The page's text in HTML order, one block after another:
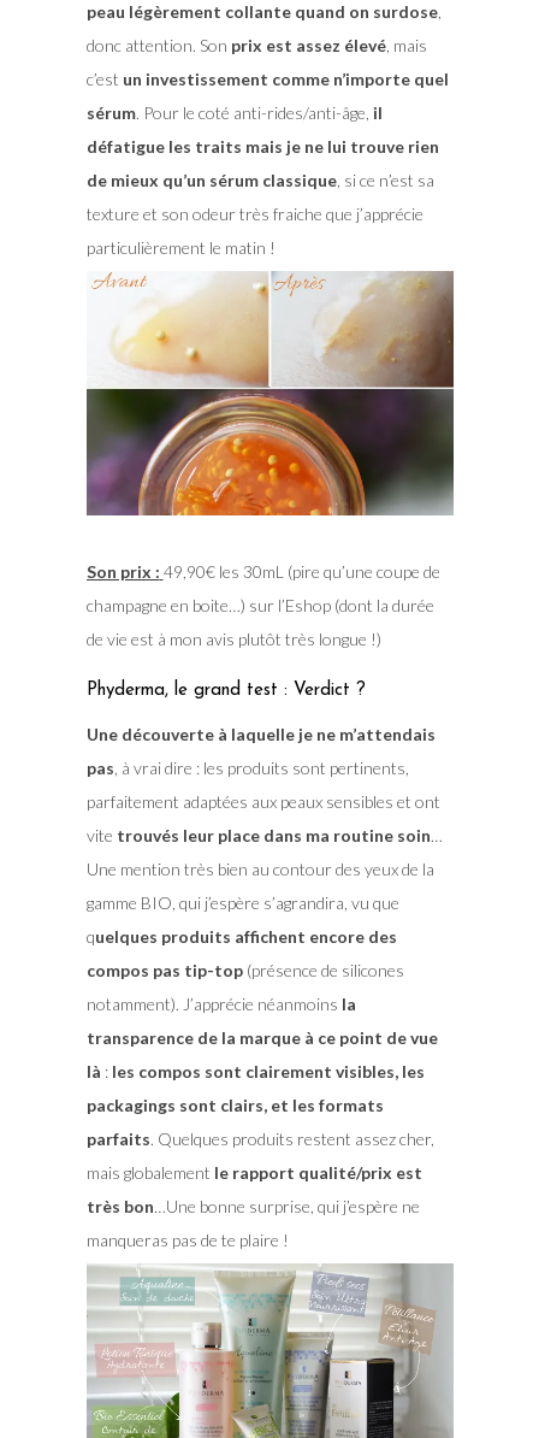
peau légèrement collante quand on surdose,
donc attention. Son prix est assez élevé, mais
c’est un investissement comme n’importe quel
sérum. Pour le coté anti-rides/anti-âge, il
défatigue les traits mais je ne lui trouve rien
de mieux qu’un sérum classique, si ce n’est sa
texture et son odeur très fraiche que j’apprécie
particulièrement le matin !
Son prix : 49,90€ les 30mL (pire qu’une coupe de
champagne en boite…) sur l’Eshop (dont la durée
de vie est à mon avis plutôt très longue !)
Phyderma, le grand test : Verdict ?
Une découverte à laquelle je ne m’attendais
pas , à vrai dire : les produits sont pertinents,
parfaitement adaptées aux peaux sensibles et ont
vite trouvés leur place dans ma routine soin…
Une mention très bien au contour des yeux de la
gamme BIO, qui j’espère s’agrandira, vu que
quelques produits affichent encore des
compos pas tip-top(présence de silicones
notamment). J’apprécie néanmoins la
transparence de la marque à ce point de vue
là : les compos sont clairement visibles, les
packagings sont clairs, et les formats
parfaits. Quelques produits restent assez cher,
mais globalement le rapport qualité/prix est
très bon…Une bonne surprise, qui j’espère ne
manqueras pas de te plaire !